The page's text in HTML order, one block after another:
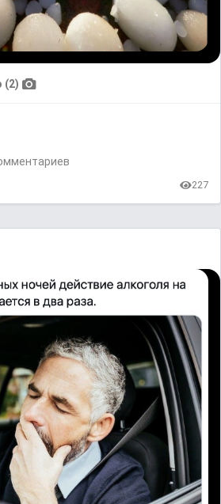
(2)
227